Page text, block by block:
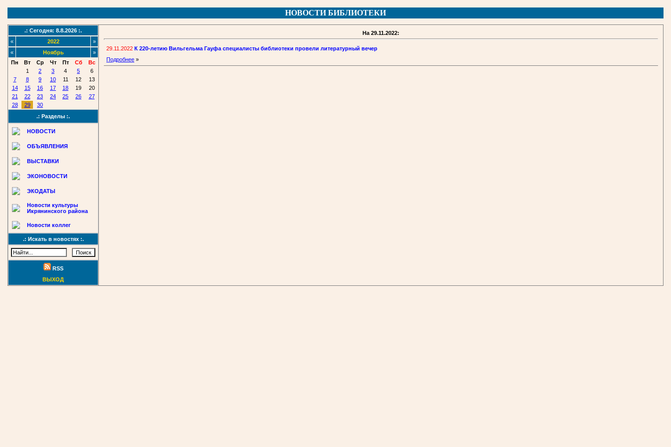
НОВОСТИ БИБЛИОТЕКИ
.: Сегодня: 8.8.2026 :.
«
2022
»
«
Ноябрь
»
Пн
Вт Ср Чт Пт Сб
Вс
1
2 3 4 5
6
7
8 9 10 11 12
13
14
15 16 17 18 19
20
21
22 23 24 25 26
27
28
29
30
.: Разделы :.
НОВОСТИ
ОБЪЯВЛЕНИЯ
ВЫСТАВКИ
ЭКОНОВОСТИ
ЭКОДАТЫ
Новости культуры
Икрянинского района
Новости коллег
.: Искать в новостях :.
RSS
ВЫХОД
На 29.11.2022:
29.11.2022 К 220-летию Вильгельма Гауфа специалисты библиотеки провели литературный вечер
Подробнее »